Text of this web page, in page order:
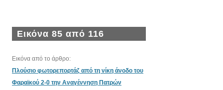
Εικόνα 85 από 116
Εικόνα από το άρθρο:
Πλούσιο φωτορεπορτάζ από τη νίκη άνοδο του
Φαραϊκού 2-0 την Αναγέννηση Πατρών